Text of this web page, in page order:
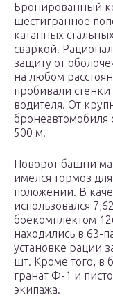
Бронированный
шестигранное
катанных
сваркой.
защиту от
на любом
пробивали
водителя. От
бронеавтомобиля
500 м.
Поворот башни
имелся тормоз
положении. В
использовался
боекомплектом
находились в 63-
установке рации
шт. Кроме того, в
гранат Ф-1 и
экипажа.